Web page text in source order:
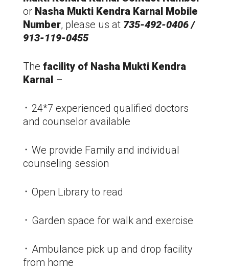
or Nasha Mukti Kendra Karnal Mobile
Number, please us at 735-492-0406 /
913-119-0455
The facility of Nasha Mukti Kendra
Karnal –
᛫ 24*7 experienced qualified doctors
and counselor available
᛫ We provide Family and individual
counseling session
᛫ Open Library to read
᛫ Garden space for walk and exercise
᛫ Ambulance pick up and drop facility
from home